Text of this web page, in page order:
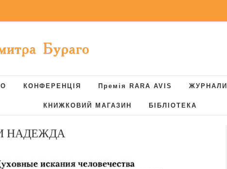
КОНФЕРЕНЦІЯ Премія RARA AVIS ЖУРНАЛИ
КНИЖКОВИЙ МАГАЗИН БІБЛІОТЕКА
НАДЕЖДА